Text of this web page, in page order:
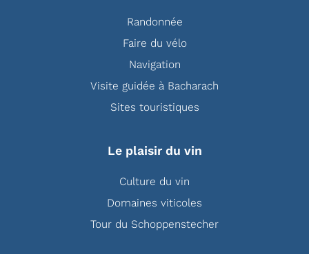
Randonnée
Faire du vélo
Navigation
Visite guidée à Bacharach
Sites touristiques
Le plaisir du vin
Culture du vin
Domaines viticoles
Tour du Schoppenstecher